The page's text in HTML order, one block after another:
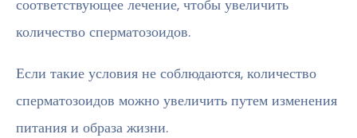
соответствующее лечение, чтобы увеличить
количество сперматозоидов.
Если такие условия не соблюдаются, количество
сперматозоидов можно увеличить путем изменения
питания и образа жизни.